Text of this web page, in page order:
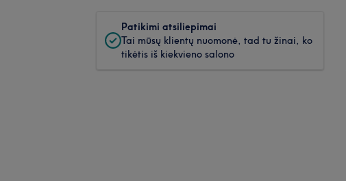
Patikimi atsiliepimai
Tai mūsų klientų nuomonė, tad tu žinai, ko
tikėtis iš kiekvieno salono